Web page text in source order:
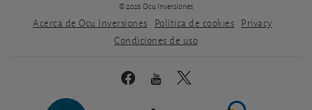
© 2026 Ocu Inversiones
Acerca de Ocu Inversiones Política de cookies Privacy
Condiciones de uso